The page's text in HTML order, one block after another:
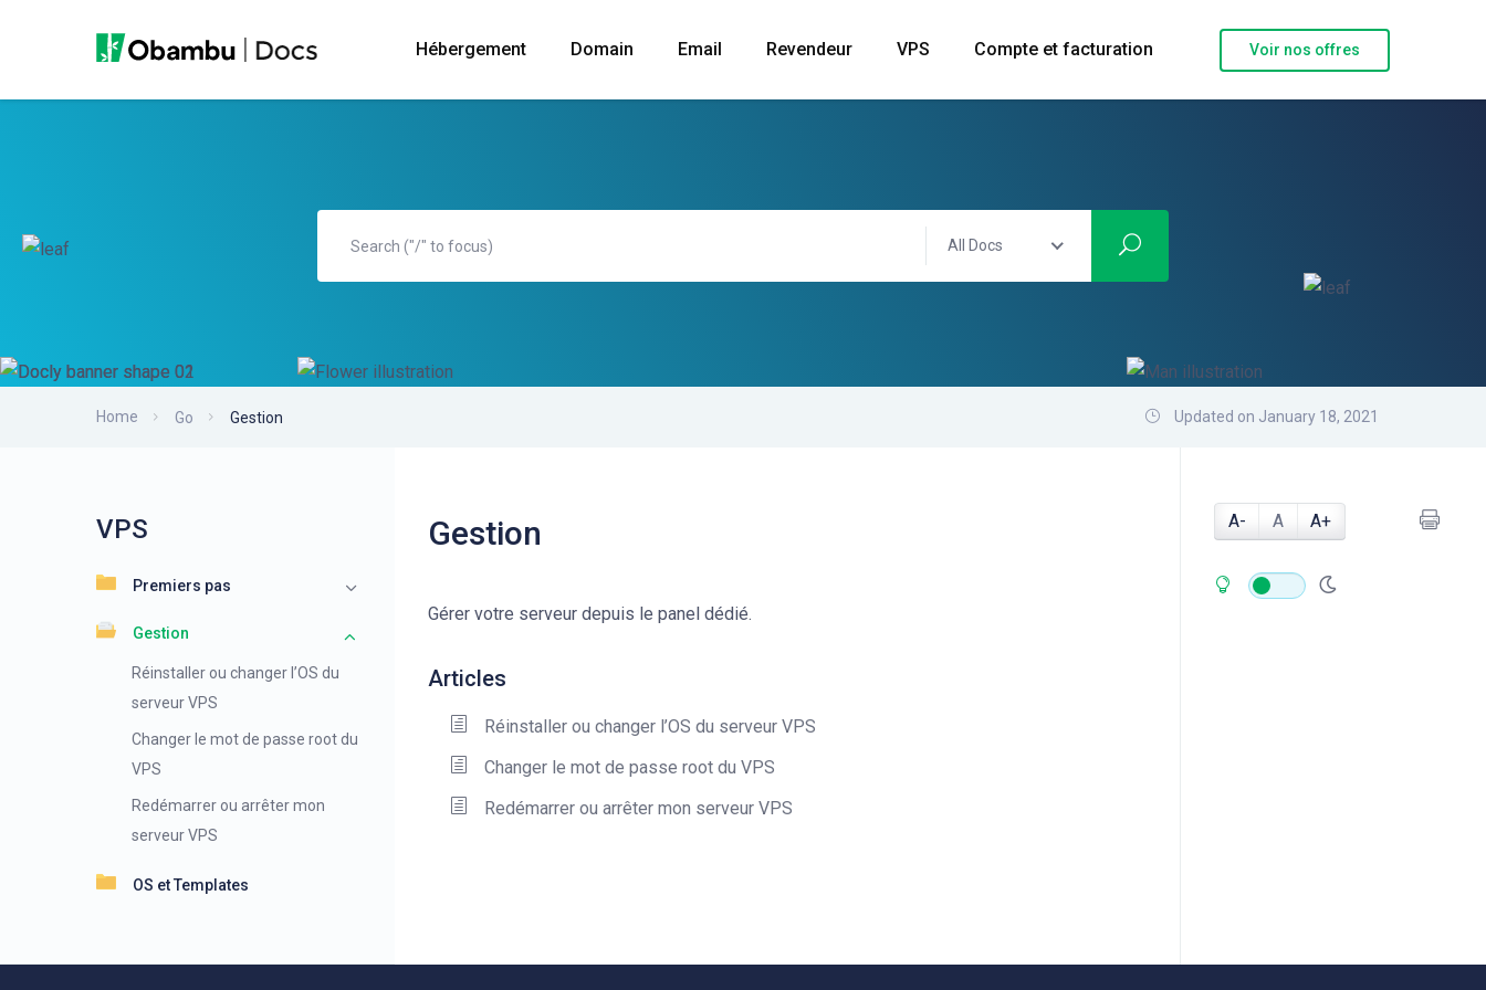
Hébergement Domain Email Revendeur VPS Compte et facturation Voir nos offres
All Docs
Home Go Gestion Updated on January 18, 2021
VPS
Premiers pas
Gestion
Réinstaller ou changer l’OS du
serveur VPS
Changer le mot de passe root du
VPS
Redémarrer ou arrêter mon
serveur VPS
OS et Templates
Gestion
Gérer votre serveur depuis le panel dédié.
Articles
Réinstaller ou changer l’OS du serveur VPS
Changer le mot de passe root du VPS
Redémarrer ou arrêter mon serveur VPS
A- A A+